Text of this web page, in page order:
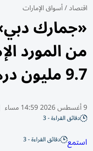
اقتصاد/أسواق الإمارات
«جمارك
9.7 مليون درهم
9 أغسطس 2026 14:59 مساء
دقائق القراءة - 3
استمع دقائق القراءة - 3